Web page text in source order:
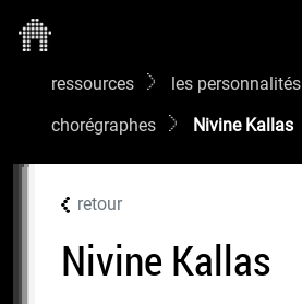
ressources
les personnalités
chorégraphes
Nivine Kallas
retour
Nivine Kallas